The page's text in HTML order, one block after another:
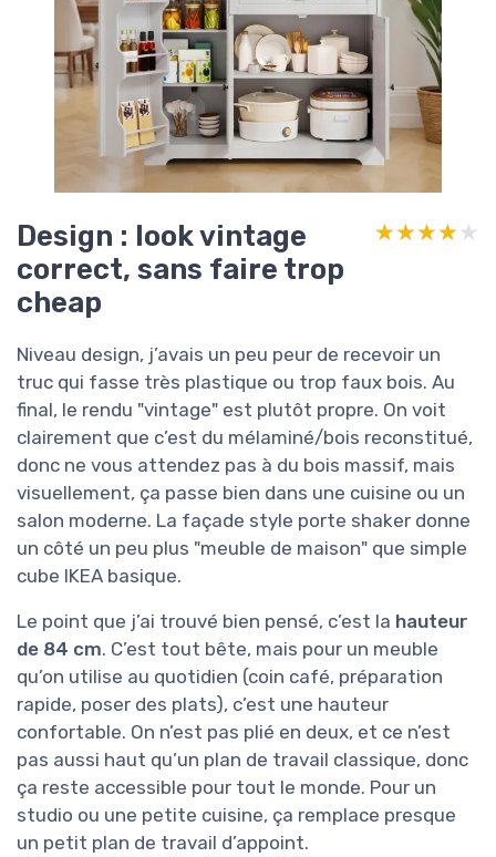
Design : look vintage
correct, sans faire trop
cheap
★★★★★
★★★★★
Niveau design, j’avais un peu peur de recevoir un
truc qui fasse très plastique ou trop faux bois. Au
final, le rendu "vintage" est plutôt propre. On voit
clairement que c’est du mélaminé/bois reconstitué,
donc ne vous attendez pas à du bois massif, mais
visuellement, ça passe bien dans une cuisine ou un
salon moderne. La façade style porte shaker donne
un côté un peu plus "meuble de maison" que simple
cube IKEA basique.
Le point que j’ai trouvé bien pensé, c’est la hauteur
de 84 cm. C’est tout bête, mais pour un meuble
qu’on utilise au quotidien (coin café, préparation
rapide, poser des plats), c’est une hauteur
confortable. On n’est pas plié en deux, et ce n’est
pas aussi haut qu’un plan de travail classique, donc
ça reste accessible pour tout le monde. Pour un
studio ou une petite cuisine, ça remplace presque
un petit plan de travail d’appoint.